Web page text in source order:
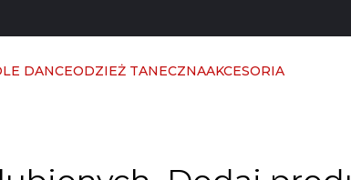
DANCEODZIEŻ TANECZNAAKCESORIA